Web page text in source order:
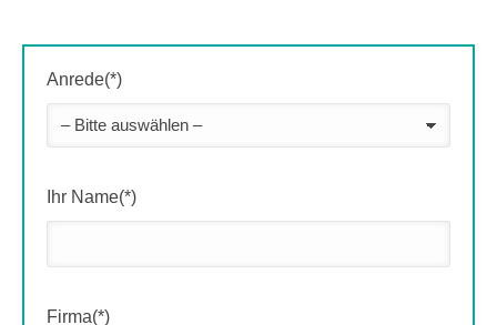
Anrede(*)
Ihr Name(*)
Firma(*)